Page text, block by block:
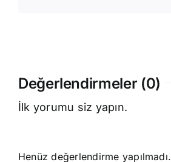
Değerlendirmeler (0)
İlk yorumu siz yapın.
Henüz değerlendirme yapılmadı.